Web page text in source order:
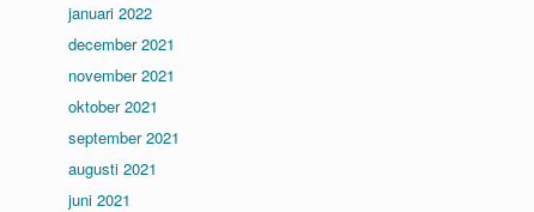
januari 2022
december 2021
november 2021
oktober 2021
september 2021
augusti 2021
juni 2021